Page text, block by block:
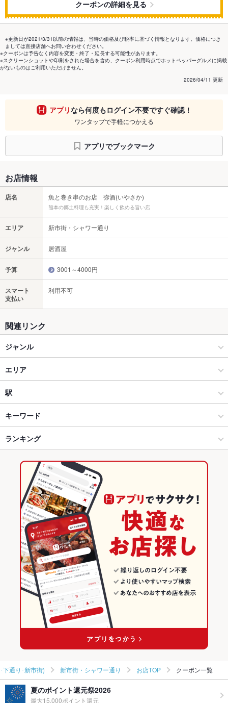
クーポンの詳細を見る
※更新日が2021/3/31以前の情報は、当時の価格及び税率に基づく情報となります。価格につき
ましては直接店舗へお問い合わせください。
※クーポンは予告なく内容を変更・終了・延長する可能性があります。
※スクリーンショットや印刷をされた場合を含め、クーポン利用時点でホットペッパーグルメに掲載
がないものはご利用いただけません。
2026/04/11 更新
アプリなら何度もログイン不要ですぐ確認！
ワンタップで手軽につかえる
アプリでブックマーク
お店情報
店名 魚と巻き串のお店 弥酒(いやさか)
熊本の郷土料理も充実！楽しく飲める旨い店
エリア 新市街・シャワー通り
ジャンル 居酒屋
予算 3001～4000円
スマート
支払い
利用不可
関連リンク
ジャンル
居酒屋
海鮮
熊本市(上通り･下通り･新市街) × 居酒屋
熊本市(上通り･下通り･新市街) × 海鮮
熊本駅 × 居酒屋
熊本駅 × 海鮮
焼き鳥・鶏料理
熊本市(上通り･下通り･新市街) × 和食
熊本市(上通り･下通り･新市街) × 焼き鳥・鶏料理
熊本駅 × 和食
熊本駅 × 焼き鳥・鶏料理
エリア
新市街・シャワー通り
新市街・シャワー通り × 居酒屋
新市街・シャワー通り × 海鮮
新市街・シャワー通り × 和食
新市街・シャワー通り × 焼き鳥・鶏料理
熊本 × 居酒屋
熊本 × 海鮮
熊本 × 和食
熊本 × 焼き鳥・鶏料理
駅
熊本駅
熊本駅前駅
熊本城・市役所前駅
キーワード
からあげ
ランキング
熊本のグルメランキング
熊本の居酒屋ランキング
熊本の海鮮ランキング
熊本市(上通り･下通り･新市街)のグルメランキング
熊本市(上通り･下通り･新市街)の居酒屋ランキング
熊本市(上通り･下通り･新市街)の海鮮ランキング
新市街・シャワー通りのグルメランキング
新市街・シャワー通りの居酒屋ランキング
新市街・シャワー通りの海鮮ランキング
下通り･新市街) 新市街・シャワー通り お店TOP クーポン一覧
夏のポイント還元祭2026
最大15,000ポイント還元